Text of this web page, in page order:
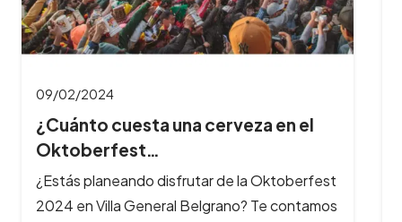
la fiesta, a qué hora es mejor…